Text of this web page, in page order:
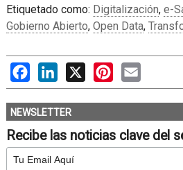
Etiquetado como: Digitalización, e-
Gobierno Abierto, Open Data,
FacebookLinkedIn
X PinterestEmail
NEWSLETTER
Recibe las noticias clave del